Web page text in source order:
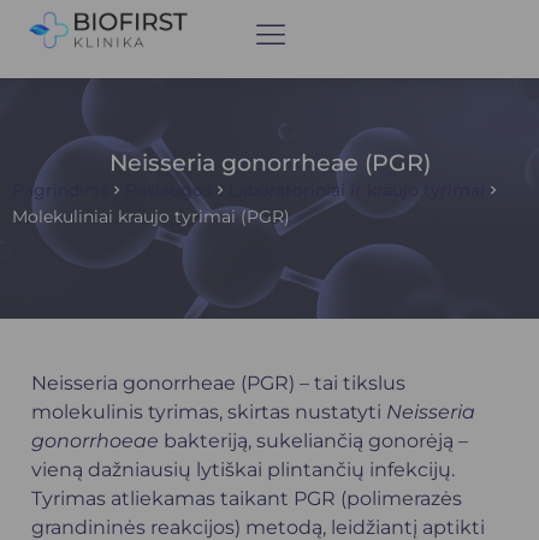
Neisseria gonorrheae (PGR)
Pagrindinis Paslaugos
Laboratoriniai ir kraujo tyrimai
Molekuliniai kraujo tyrimai (PGR)
Neisseria gonorrheae (PGR) – tai tikslus
molekulinis tyrimas, skirtas nustatyti Neisseria
gonorrhoeae bakteriją, sukeliančią gonorėją –
vieną dažniausių lytiškai plintančių infekcijų.
Tyrimas atliekamas taikant PGR (polimerazės
grandininės reakcijos) metodą, leidžiantį aptikti